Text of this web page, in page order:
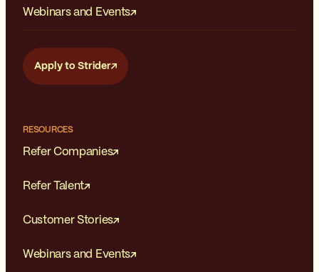
Webinars and Events
Apply to Strider
RESOURCES
Refer Companies
Refer Talent
Customer Stories
Webinars and Events